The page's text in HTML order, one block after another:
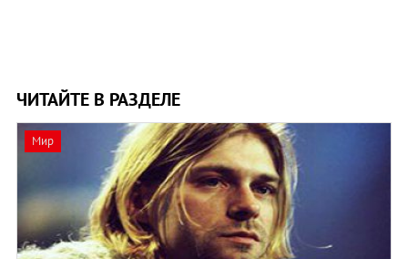
ЧИТАЙТЕ В РАЗДЕЛЕ
Мир